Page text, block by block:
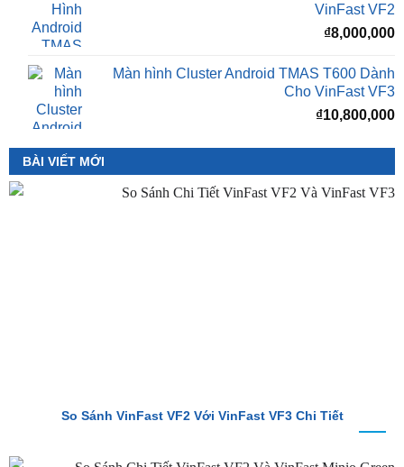
VinFast VF2
₫8,000,000
Màn hình Cluster Android TMAS T600 Dành
Cho VinFast VF3
₫10,800,000
BÀI VIẾT MỚI
So Sánh VinFast VF2 Với VinFast VF3 Chi Tiết